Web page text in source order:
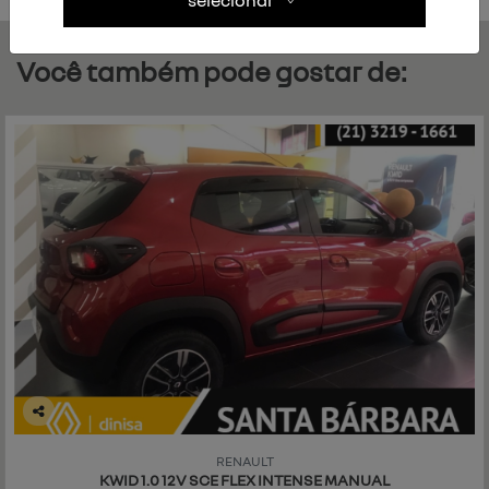
Você também pode gostar de:
Co
RENAULT
KWID 1.0 12V SCE FLEX INTENSE MANUAL